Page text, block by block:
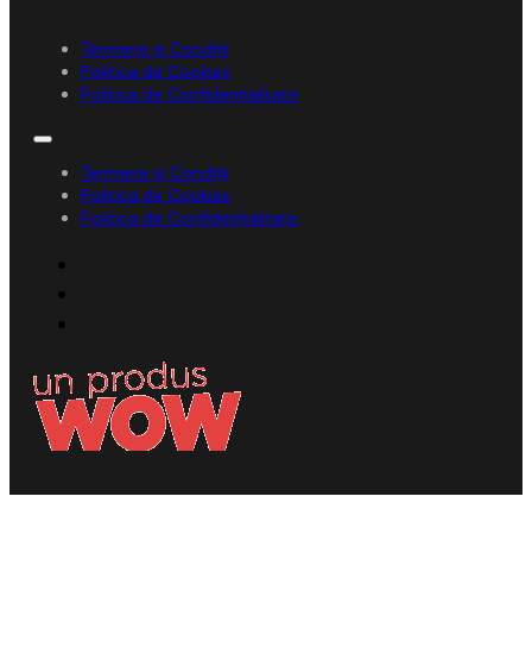
Termene și Condiții
Politica de Cookies
Politica de Confidențialitate
Termene și Condiții
Politica de Cookies
Politica de Confidențialitate